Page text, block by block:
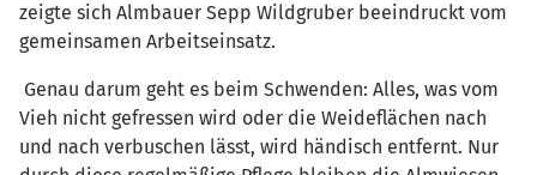
zeigte sich Almbauer Sepp Wildgruber beeindruckt vom
gemeinsamen Arbeitseinsatz.
Genau darum geht es beim Schwenden: Alles, was vom
Vieh nicht gefressen wird oder die Weideflächen nach
und nach verbuschen lässt, wird händisch entfernt. Nur